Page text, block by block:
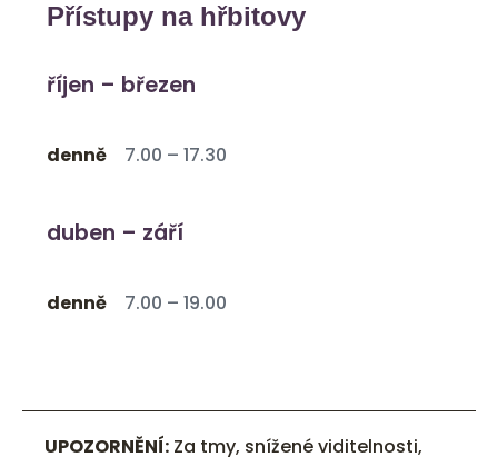
Přístupy na hřbitovy
říjen – březen
denně 7.00 – 17.30
duben – září
denně 7.00 – 19.00
UPOZORNĚNÍ: Za tmy, snížené viditelnosti,